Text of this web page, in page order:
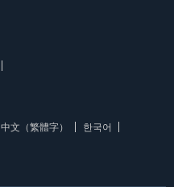
中文（繁體字）
한국어